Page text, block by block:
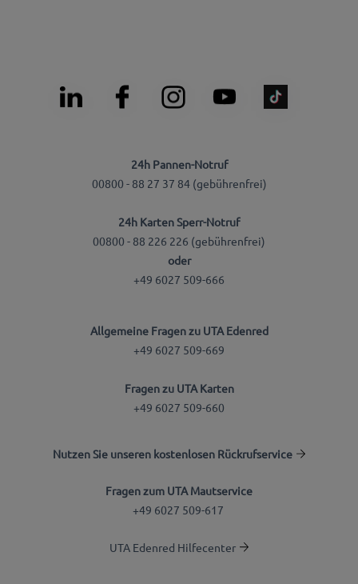
24h Pannen-Notruf
00800 - 88 27 37 84 (gebührenfrei)
24h Karten Sperr-Notruf
00800 - 88 226 226 (gebührenfrei)
oder
+49 6027 509-666
Allgemeine Fragen zu UTA Edenred
+49 6027 509-669
Fragen zu UTA Karten
+49 6027 509-660
Nutzen Sie unseren kostenlosen Rückrufservice
Fragen zum UTA Mautservice
+49 6027 509-617
UTA Edenred Hilfecenter